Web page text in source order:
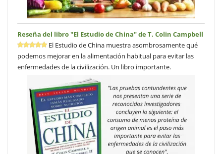
Reseña del libro "El Estudio de China" de T. Colin Campbell
El Estudio de China muestra asombrosamente qué
podemos mejorar en la alimentación habitual para evitar las
enfermedades de la civilización. Un libro importante.